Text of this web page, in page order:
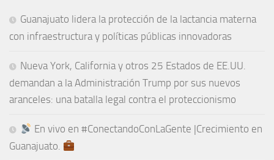
Guanajuato lidera la protección de la lactancia materna
con infraestructura y políticas públicas innovadoras
Nueva York, California y otros 25 Estados de EE.UU.
demandan a la Administración Trump por sus nuevos
aranceles: una batalla legal contra el proteccionismo
En vivo en #ConectandoConLaGente |Crecimiento en
Guanajuato.